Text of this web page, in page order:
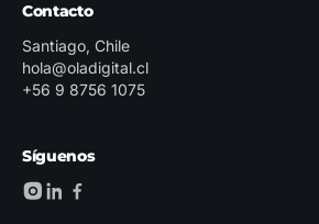
Contacto
Santiago, Chile
hola@oladigital.cl
+56 9 8756 1075
Síguenos